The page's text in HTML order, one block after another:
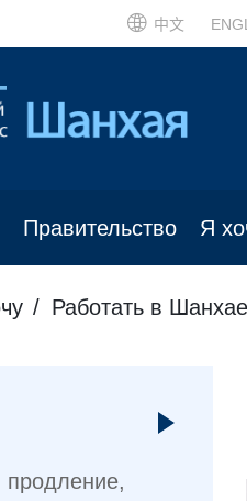
中文
Правительство Я
Работать в Шанхае